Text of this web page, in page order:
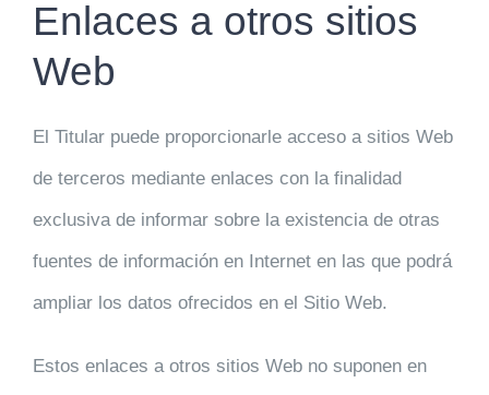
Enlaces a otros sitios
Web
El Titular puede proporcionarle acceso a sitios Web
de terceros mediante enlaces con la finalidad
exclusiva de informar sobre la existencia de otras
fuentes de información en Internet en las que podrá
ampliar los datos ofrecidos en el Sitio Web.
Estos enlaces a otros sitios Web no suponen en